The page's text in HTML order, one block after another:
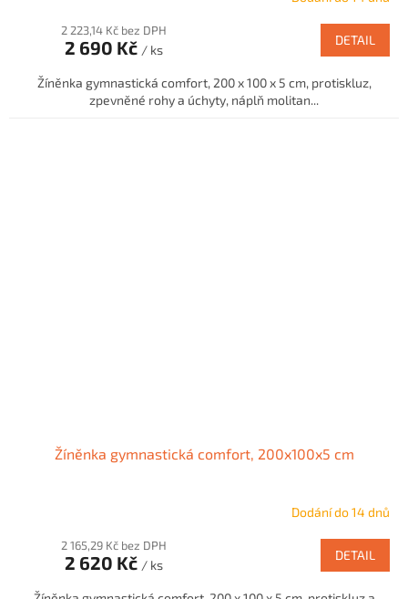
2 223,14 Kč bez DPH
2 690 Kč / ks
DETAIL
Žíněnka gymnastická comfort, 200 x 100 x 5 cm, protiskluz,
zpevněné rohy a úchyty, náplň molitan...
Žíněnka gymnastická comfort, 200x100x5 cm
Dodání do 14 dnů
2 165,29 Kč bez DPH
2 620 Kč / ks
DETAIL